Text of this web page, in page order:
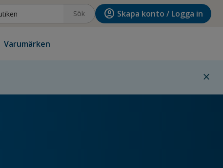
Sök account_circle Skapa konto / Logga in
Varumärken
close